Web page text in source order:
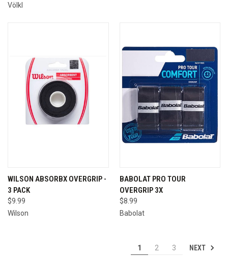
Völkl
WILSON ABSORBX OVERGRIP -
3 PACK
$9.99
Wilson
BABOLAT PRO TOUR
OVERGRIP 3X
$8.99
Babolat
1 2 3 NEXT